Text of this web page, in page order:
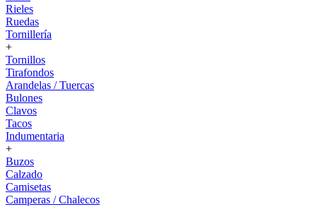
Rieles
Ruedas
Tornillería
+
Tornillos
Tirafondos
Arandelas / Tuercas
Bulones
Clavos
Tacos
Indumentaria
+
Buzos
Calzado
Camisetas
Camperas / Chalecos